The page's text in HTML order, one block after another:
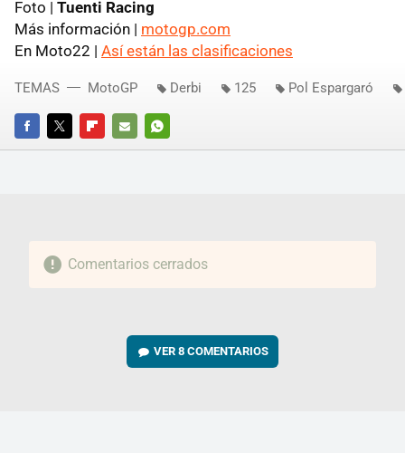
Foto | Tuenti Racing
Más información | motogp.com
En Moto22 | Así están las clasificaciones
FACEBOOKTWITTERFLIPBOARD
E-
WHATSAPP
TEMAS MotoGP Derbi 125 Pol Espargaró
Comentarios cerrados
VER8 COMENTARIOS